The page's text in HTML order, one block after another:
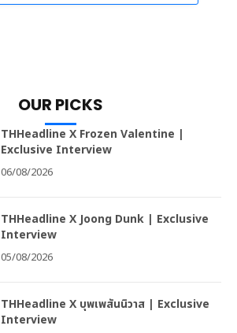
OUR PICKS
THHeadline X Frozen Valentine |
Exclusive Interview
06/08/2026
THHeadline X Joong Dunk | Exclusive
Interview
05/08/2026
THHeadline X บุพเพสันนิวาส | Exclusive
Interview